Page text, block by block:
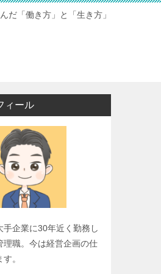
だ「働き方」と「生き方」
ィール
手企業に30年近く勤務し
理職。今は経営企画の仕
。